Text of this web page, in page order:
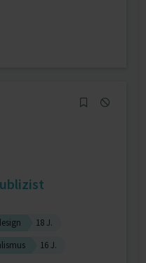
18 J.
16 J.